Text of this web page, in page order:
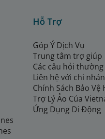
Hỗ Trợ
Góp Ý Dịch Vụ
Trung tâm trợ giúp
Các câu hỏi thường
Liên hệ với chi
Chính Sách Bảo Vệ
Trợ Lý Ảo Của
Ứng Dụng Di Động